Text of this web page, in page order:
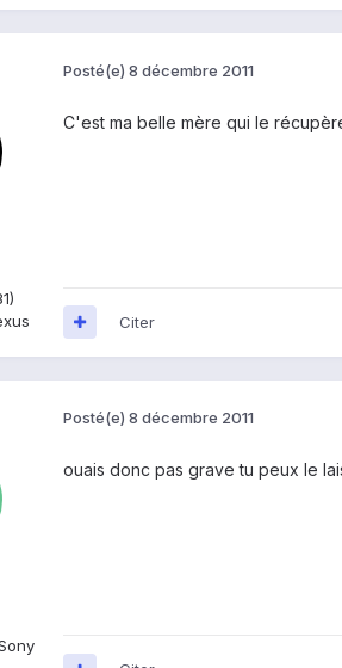
Posté(e) 8 décembre 2011
C'est ma belle mère qui le
Citer
Posté(e) 8 décembre 2011
ouais donc pas grave tu peux le